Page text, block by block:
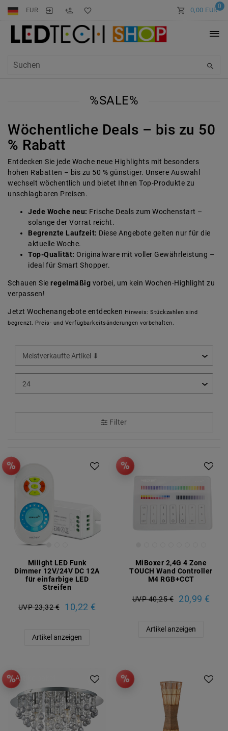
EUR 0
0,00 EUR
%SALE%
Wöchentliche Deals – bis zu 50
% Rabatt
Entdecken Sie jede Woche neue Highlights mit besonders
hohen Rabatten – bis zu 50 % günstiger. Unsere Auswahl
wechselt wöchentlich und bietet Ihnen Top-Produkte zu
unschlagbaren Preisen.
Jede Woche neu: Frische Deals zum Wochenstart –
solange der Vorrat reicht.
Begrenzte Laufzeit: Diese Angebote gelten nur für die
aktuelle Woche.
Top-Qualität: Originalware mit voller Gewährleistung –
ideal für Smart Shopper.
Schauen Sie regelmäßig vorbei, um kein Wochen-Highlight zu
verpassen!
Jetzt Wochenangebote entdecken Hinweis: Stückzahlen sind
begrenzt. Preis- und Verfügbarkeitsänderungen vorbehalten.
Filter
Milight LED Funk
Dimmer 12V/24V DC 12A
für einfarbige LED
Streifen
UVP 23,32 € 10,22 €
Artikel anzeigen
MiBoxer 2,4G 4 Zone
TOUCH Wand Controller
M4 RGB+CCT
UVP 40,25 € 20,99 €
Artikel anzeigen
Artikelpaket